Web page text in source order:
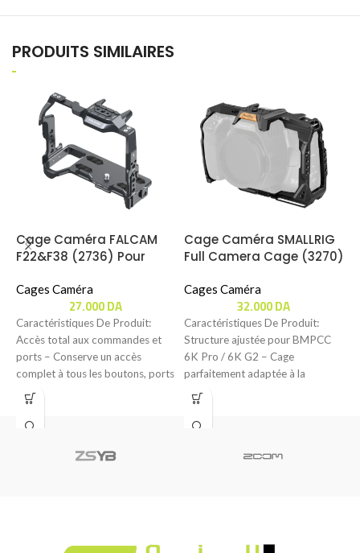
PRODUITS SIMILAIRES
Cage Caméra FALCAM
F22&F38 (2736) Pour
Cages Caméra
27.000DA
Caractéristiques De Produit:
Accès total aux commandes et
ports – Conserve un accès
complet à tous les boutons, ports
Cage Caméra SMALLRIG
Full Camera Cage (3270)
( 6K PRO / 6K G2 )
Cages Caméra
32.000DA
Caractéristiques De Produit:
Structure ajustée pour BMPCC
6K Pro / 6K G2 – Cage
parfaitement adaptée à la
BMPCC 6K